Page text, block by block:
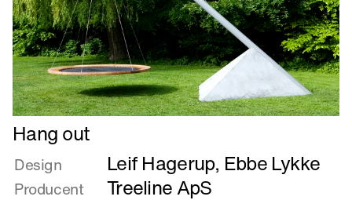
Læs
mere
om
Hang
out
Hang out
Design Leif Hagerup, Ebbe Lykke
Producent Treeline ApS